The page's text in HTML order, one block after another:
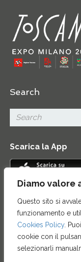
Diamo valore
Questo sito si
funzionamento e
Cookies Policy.
cookie con il
selezionarli
Search
Scarica la App
Contatti|Area
Privacy e note